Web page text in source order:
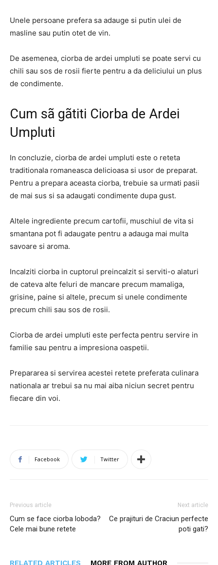
Unele persoane prefera sa adauge si putin ulei de
masline sau putin otet de vin.
De asemenea, ciorba de ardei umpluti se poate servi cu
chili sau sos de rosii fierte pentru a da deliciului un plus
de condimente.
Cum sã gãtiti Ciorba de Ardei
Umpluti
In concluzie, ciorba de ardei umpluti este o reteta
traditionala romaneasca delicioasa si usor de preparat.
Pentru a prepara aceasta ciorba, trebuie sa urmati pasii
de mai sus si sa adaugati condimente dupa gust.
Altele ingrediente precum cartofii, muschiul de vita si
smantana pot fi adaugate pentru a adauga mai multa
savoare si aroma.
Incalziti ciorba in cuptorul preincalzit si serviti-o alaturi
de cateva alte feluri de mancare precum mamaliga,
grisine, paine si altele, precum si unele condimente
precum chili sau sos de rosii.
Ciorba de ardei umpluti este perfecta pentru servire in
familie sau pentru a impresiona oaspetii.
Prepararea si servirea acestei retete preferata culinara
nationala ar trebui sa nu mai aiba niciun secret pentru
fiecare din voi.
Facebook Twitter
Previous article
Cum se face ciorba loboda?
Cele mai bune retete
Next article
Ce prajituri de Craciun perfecte
poti gati?
RELATED ARTICLES MORE FROM AUTHOR